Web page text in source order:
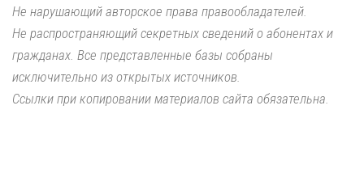
Не нарушающий авторское права правообладателей.
Не распространяющий секретных сведений о абонентах и
гражданах. Все представленные базы собраны
исключительно из открытых источников.
Ссылки при копировании материалов сайта обязательна.